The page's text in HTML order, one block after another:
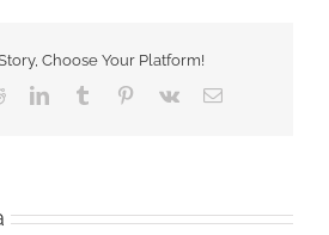
Choose Your Platform!
RedditLinkedInTumblr Pinterest
Vk Email